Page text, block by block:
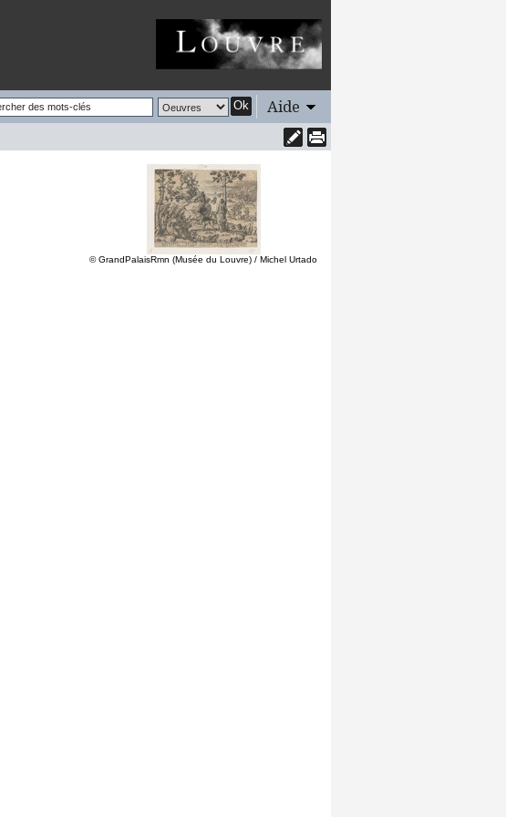
Ok Aide
© GrandPalaisRmn (Musée du Louvre) / Michel Urtado